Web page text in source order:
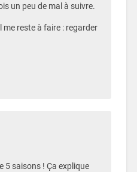
un peu de mal à suivre.
me reste à faire : regarder
5 saisons ! Ça explique